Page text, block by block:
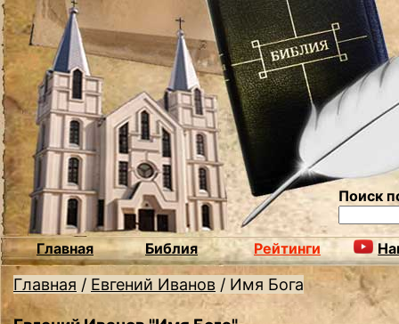
Поиск
Главная Библия Рейтинги
Главная / Евгений Иванов / Имя Бога